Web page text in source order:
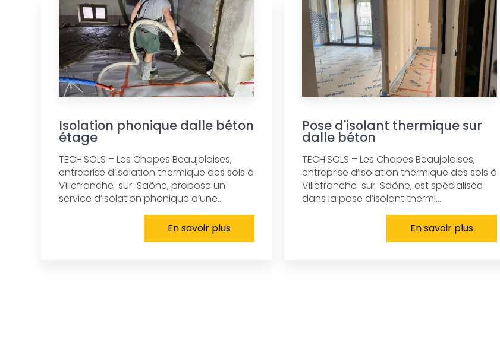
Isolation phonique dalle béton
étage
TECH'SOLS – Les Chapes Beaujolaises,
entreprise d’isolation thermique des sols à
Villefranche-sur-Saône, propose un
service d’isolation phonique d’une...
En savoir plus
Pose d'isolant thermique sur
dalle béton
TECH'SOLS – Les Chapes Beaujolaises,
entreprise d’isolation thermique des sols à
Villefranche-sur-Saône, est spécialisée
dans la pose d’isolant thermi...
En savoir plus